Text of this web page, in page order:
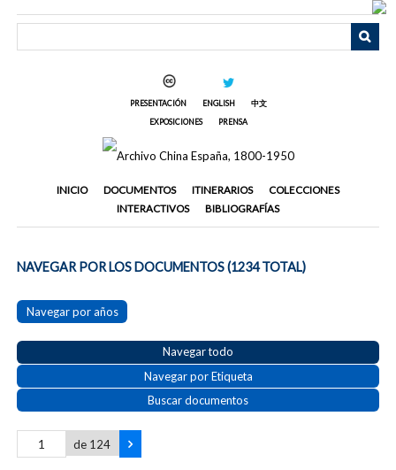
PRESENTACIÓN ENGLISH
中文
EXPOSICIONES
PRENSA
INICIO DOCUMENTOS ITINERARIOS
COLECCIONES
INTERACTIVOS
BIBLIOGRAFÍAS
NAVEGAR POR LOS DOCUMENTOS (1234 TOTAL)
Navegar por años
Navegar todo
Navegar por Etiqueta
Buscar documentos
de 124